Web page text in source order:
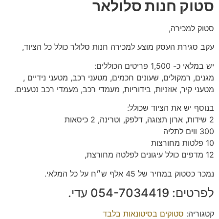
סטוק חנות סלולאר
סטוק למכירה,
עקב סגירת העסק מוצע למכירה חנות סלולר כולל כל הציוד,
יש במלאי כ- 1,500 פריטים הכוללים:
מגנים, רמקולים, שעונים חכמים, מטעני רכב, מטעני נידיים ,
מטעני קיר, אוזניות, בידוריות, מעמדי רכב, מעמדי רכב נטענים.
בנוסף יש את הציוד שכולל:
2 שידות, ארון תצוגה, דלפק, וטרינה, 2 כיסאות
300 ווים לתליה
10 פלטות מחורצות
12 מדפים כולל עיגונים לפלטה מחורצת,
נמכר כסטוק במחיר של 45 אלף ש״ח על כל המלאי.
לפרטים: 054-7034419 עדי.
קטגוריה: סטוקים בסיטונאות בלבד